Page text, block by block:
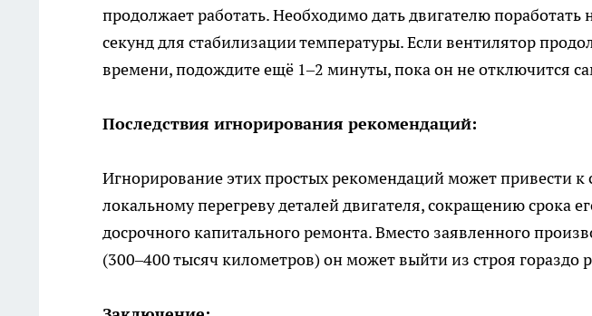
продолжает работать. Необходимо дать двигателю поработать
секунд для стабилизации температуры. Если вентилятор
времени, подождите ещё 1–2 минуты, пока он не отключится
Последствия игнорирования рекомендаций:
Игнорирование этих простых рекомендаций может привести к
локальному перегреву деталей двигателя, сокращению срока
досрочного капитального ремонта. Вместо заявленного
(300–400 тысяч километров) он может выйти из строя гораздо